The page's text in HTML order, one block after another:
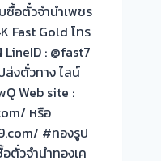
ซื้อตั๋วจำนำเพชร
Fast Gold โทร
: @fast7
ส่งตั๋วทาง ไลน์
Web site :
หรือ
#ทองรูป
วจำนำทองเค